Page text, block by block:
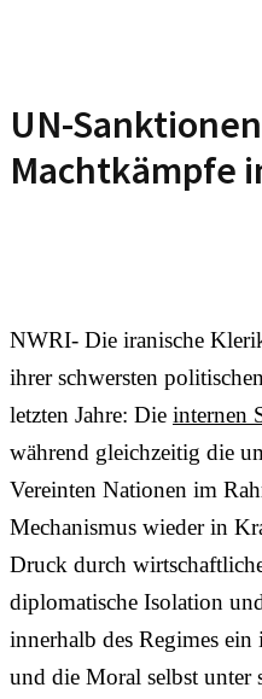
UN-
Machtkämpfe
NWRI- Die iranische
ihrer schwersten
letzten Jahre: Die internen
während gleichzeitig die
Vereinten Nationen im
Mechanismus wieder in
Druck durch
diplomatische Isolation
innerhalb des Regimes
und die Moral selbst unter